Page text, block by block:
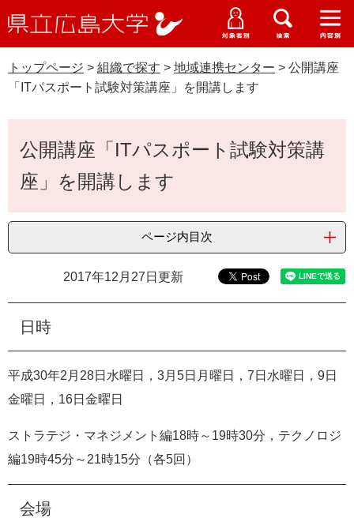
ー
ジ
ニ
ュ
へ
ニ
ュ
ー
ニ
ー
ニ
ュ
ー
立
大
受験生の皆さま
卒業生の皆さま
教職員の皆さま
受験生特設サイト
WEB版大学案内
資料請求
Languages
中文簡体 中文繁体
o
l
e
カ
ス
ム
索
大学概要
学生生活・就職支援
トップページ > 組織で探す > 地域連携センター > 公開講座
「ITパスポート試験対策講座」を開講します
文公開講座「ITパスポート試験対策講
座」を開講します
ページ内目次
2017年12月27日更新
日時
平成30年2 月 28日水曜日， 3月 5日月曜日， 7 日水曜日， 9日
金曜日， 16日金曜日
ストラテジ・マネジメント編18時～ 19時30分 ，テクノロジ
編19時45分 ～ 21時15分 （各5回）
会場